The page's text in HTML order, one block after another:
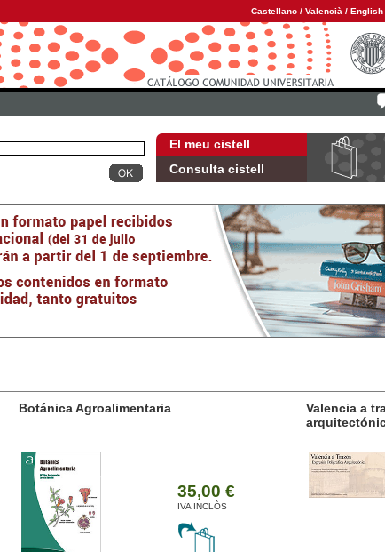
Castellano / Valencià / English
El meu cistell
Consulta cistell
35,00 €
IVA INCLÒS
Valencia a trazos: expresión poligráfica